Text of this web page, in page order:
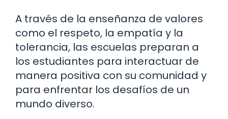
A través de la enseñanza de valores
como el respeto, la empatía y la
tolerancia, las escuelas preparan a
los estudiantes para interactuar de
manera positiva con su comunidad y
para enfrentar los desafíos de un
mundo diverso.